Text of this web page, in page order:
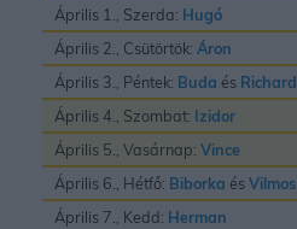
Április 1., Szerda: Hugó
Április 2., Csütörtök: Áron
Április 3., Péntek: Buda és Richard
Április 4., Szombat: Izidor
Április 5., Vasárnap: Vince
Április 6., Hétfő: Biborka ésVilmos
Április 7., Kedd: Herman